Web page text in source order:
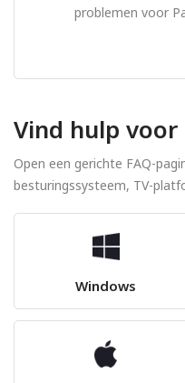
problemen voor
Vind hulp
Open een gerichte FAQ-
besturingssysteem, TV-
Windows